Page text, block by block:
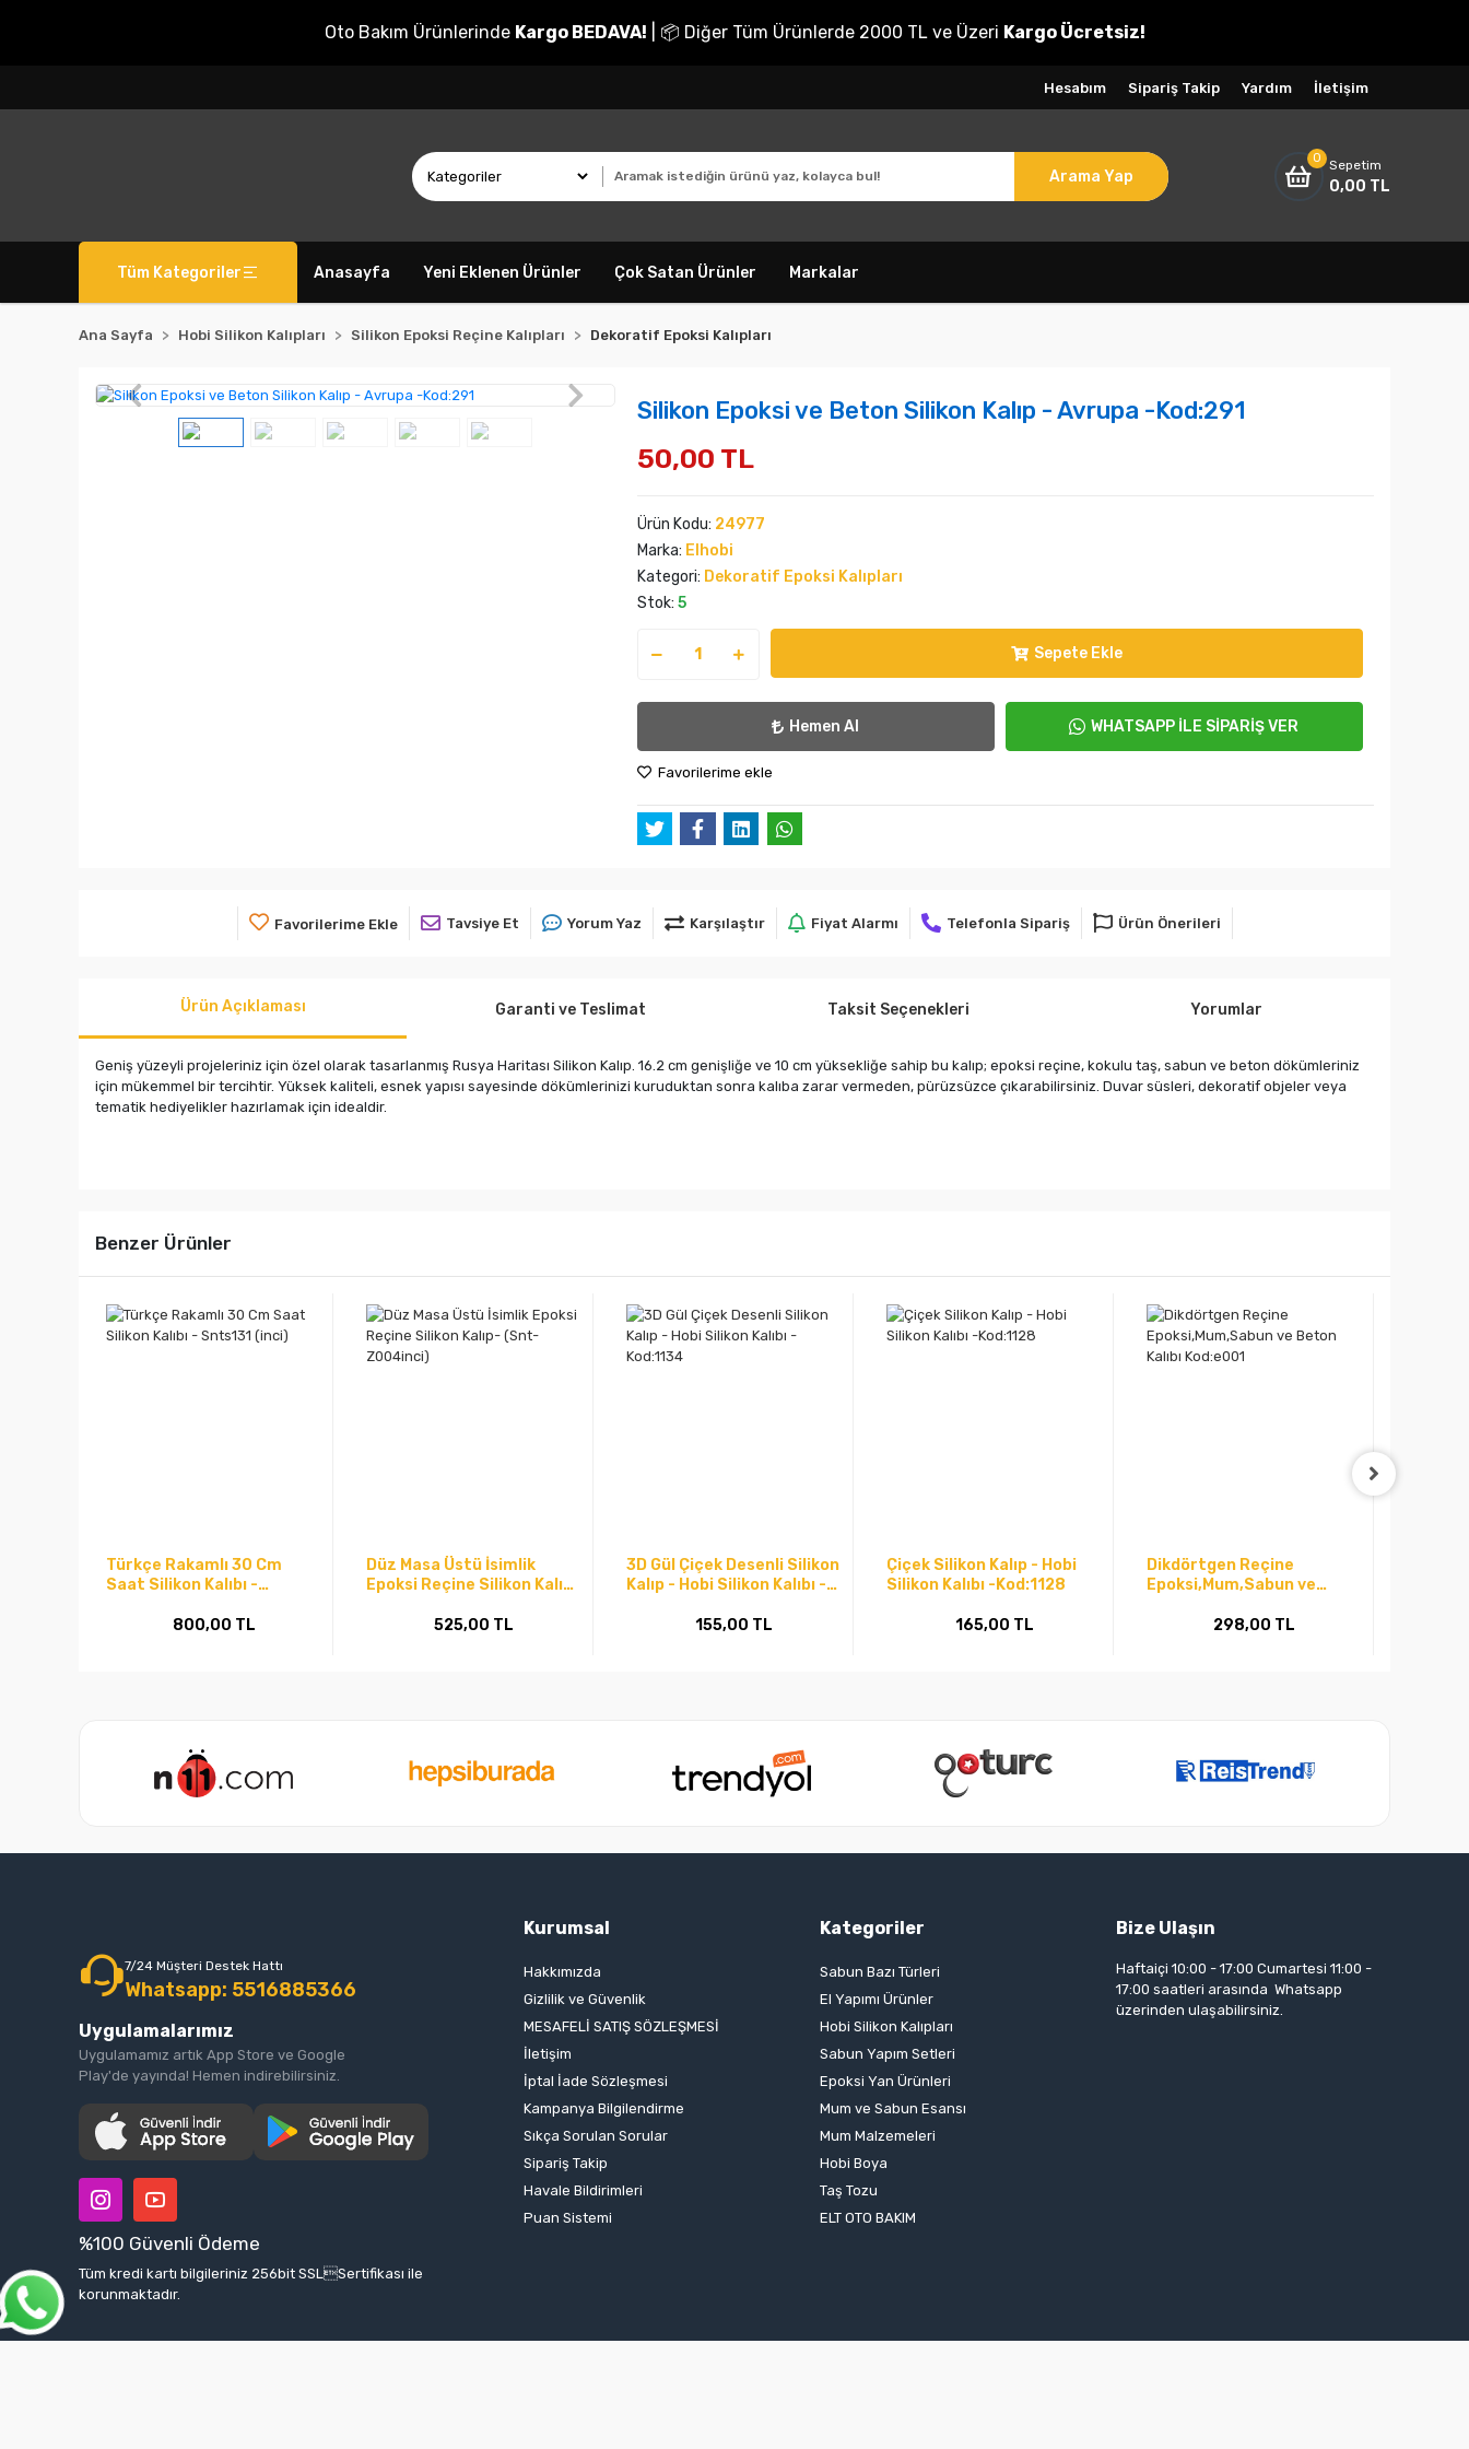
Oto Bakım Ürünlerinde Kargo BEDAVA! | 📦 Diğer Tüm Ürünlerde 2000 TL ve Üzeri Kargo Ücretsiz!
Hesabım Sipariş Takip Yardım İletişim
Arama Yap
0 Sepetim
0,00 TL
Tüm Kategoriler Anasayfa Yeni Eklenen Ürünler Çok Satan Ürünler Markalar
Ana Sayfa Hobi Silikon Kalıpları Silikon Epoksi Reçine Kalıpları Dekoratif Epoksi Kalıpları
Silikon Epoksi ve Beton Silikon Kalıp - Avrupa -Kod:291
50,00 TL
Ürün Kodu: 24977
Marka: Elhobi
Kategori: Dekoratif Epoksi Kalıpları
Stok: 5
Sepete Ekle
Hemen Al WHATSAPP İLE SİPARİŞ VER
Favorilerime ekle
Favorilerime Ekle Tavsiye Et Yorum Yaz Karşılaştır Fiyat Alarmı Telefonla Sipariş Ürün Önerileri
Ürün Açıklaması Garanti ve Teslimat Taksit Seçenekleri Yorumlar
Geniş yüzeyli projeleriniz için özel olarak tasarlanmış Rusya Haritası Silikon Kalıp. 16.2 cm genişliğe ve 10 cm yüksekliğe sahip bu kalıp; epoksi reçine, kokulu taş, sabun ve beton dökümleriniz
için mükemmel bir tercihtir. Yüksek kaliteli, esnek yapısı sayesinde dökümlerinizi kuruduktan sonra kalıba zarar vermeden, pürüzsüzce çıkarabilirsiniz. Duvar süsleri, dekoratif objeler veya
tematik hediyelikler hazırlamak için idealdir.
Benzer Ürünler
Türkçe Rakamlı 30 Cm
Saat Silikon Kalıbı -
800,00 TL
Düz Masa Üstü İsimlik
Epoksi Reçine Silikon Kalıp-
525,00 TL
3D Gül Çiçek Desenli Silikon
Kalıp - Hobi Silikon Kalıbı -
155,00 TL
Çiçek Silikon Kalıp - Hobi
Silikon Kalıbı -Kod:1128
165,00 TL
Dikdörtgen Reçine
Epoksi,Mum,Sabun ve
298,00 TL
7/24 Müşteri Destek Hattı
Whatsapp: 5516885366
Uygulamalarımız
Uygulamamız artık App Store ve Google
Play'de yayında! Hemen indirebilirsiniz.
%100 Güvenli Ödeme
Tüm kredi kartı bilgileriniz 256bit SSLSertifikası ile
korunmaktadır.
Kurumsal
Hakkımızda
Gizlilik ve Güvenlik
MESAFELİ SATIŞ SÖZLEŞMESİ
İletişim
İptal İade Sözleşmesi
Kampanya Bilgilendirme
Sıkça Sorulan Sorular
Sipariş Takip
Havale Bildirimleri
Puan Sistemi
Kategoriler
Sabun Bazı Türleri
El Yapımı Ürünler
Hobi Silikon Kalıpları
Sabun Yapım Setleri
Epoksi Yan Ürünleri
Mum ve Sabun Esansı
Mum Malzemeleri
Hobi Boya
Taş Tozu
ELT OTO BAKIM
Bize Ulaşın
Haftaiçi 10:00 - 17:00 Cumartesi 11:00 -
17:00 saatleri arasında Whatsapp
üzerinden ulaşabilirsiniz.